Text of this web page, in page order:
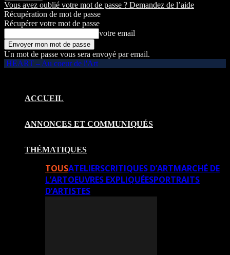
Vous avez oublié votre mot de passe ? Demandez de l’aide
Récupération de mot de passe
Récupérer votre mot de passe
votre email
Un mot de passe vous sera envoyé par email.
HEART – Au coeur de l'Art
ACCUEIL
ANNONCES ET COMMUNIQUÉS
THÉMATIQUES
TOUSATELIERSCRITIQUES D’ARTMARCHÉ DE
L’ARTOEUVRES EXPLIQUÉESPORTRAITS
D’ARTISTES